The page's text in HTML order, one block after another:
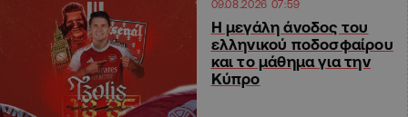
09.08.2026 07:59
Η μεγάλη άνοδος του
ελληνικού ποδοσφαίρου
και το μάθημα για την
Κύπρο